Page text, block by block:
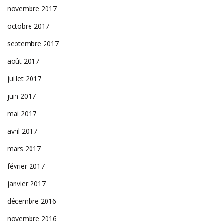
novembre 2017
octobre 2017
septembre 2017
août 2017
juillet 2017
juin 2017
mai 2017
avril 2017
mars 2017
février 2017
janvier 2017
décembre 2016
novembre 2016